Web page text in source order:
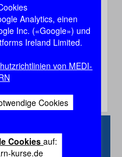
Analytics, einen
Inc. («Google») und
Ireland Limited.
von MEDI-
Cookies
Cookiesauf:
kurse.de
Vertrag